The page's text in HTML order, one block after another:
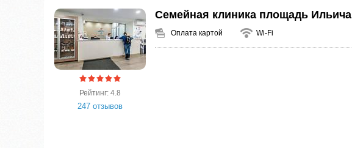
Рейтинг: 4.8
247 отзывов
Семейная клиника площадь Ильича
Оплата картой Wi-Fi